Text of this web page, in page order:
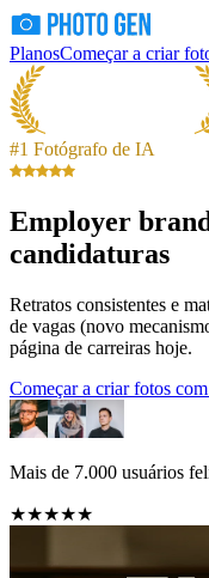
PlanosComeçar a criar
#1 Fotógrafo de IA
Employer
candidaturas
Retratos consistentes e
de vagas (novo
página de carreiras hoje.
Começar a criar fotos
Mais de 7.000 usuários
★★★★★